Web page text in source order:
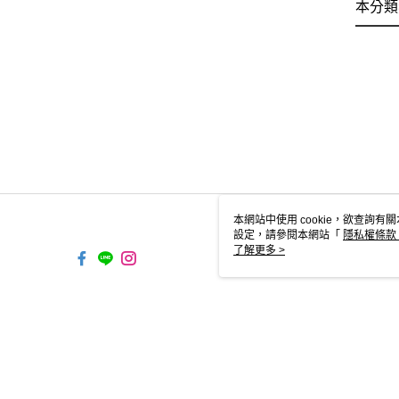
本分
本網站中使用 cookie，欲查詢有
設定，請參閱本網站「 隱私權條款
使用 cookie。
了解更多 >